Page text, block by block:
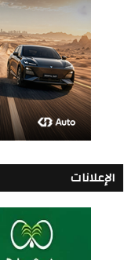
الإعلانات